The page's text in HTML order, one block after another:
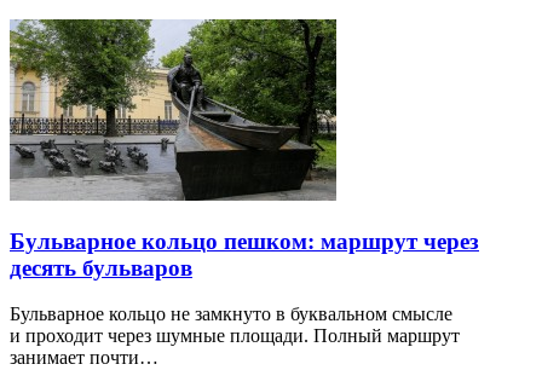
Бульварное кольцо пешком: маршрут через
десять бульваров
Бульварное кольцо не замкнуто в буквальном смысле
и проходит через шумные площади. Полный маршрут
занимает почти…